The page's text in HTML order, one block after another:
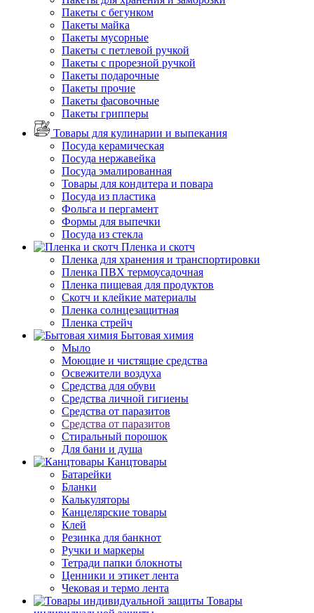
Пакеты с бегунком
Пакеты майка
Пакеты мусорные
Пакеты с петлевой ручкой
Пакеты с прорезной ручкой
Пакеты подарочные
Пакеты прочие
Пакеты фасовочные
Пакеты грипперы
Товары для кулинарии и выпекания
Посуда керамическая
Посуда нержавейка
Посуда эмалированная
Товары для кондитера и повара
Посуда из пластика
Фольга и пергамент
Формы для выпечки
Посуда из стекла
Пленка и скотч
Пленка для хранения и транспортировки
Пленка ПВХ термоусадочная
Пленка пищевая для продуктов
Скотч и клейкие материалы
Пленка солнцезащитная
Пленка стрейч
Бытовая химия
Мыло
Моющие и чистящие средства
Освежители воздуха
Средства для обуви
Средства личной гигиены
Средства от паразитов
Средства от паразитов
Стиральный порошок
Для бани и душа
Канцтовары
Батарейки
Бланки
Калькуляторы
Канцелярские товары
Клей
Резинка для банкнот
Ручки и маркеры
Тетради папки блокноты
Ценники и этикет лента
Чековая и термо лента
Товары